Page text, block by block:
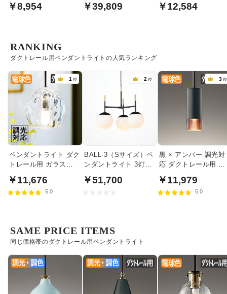
￥8,954 ￥39,809
Bluetooth
￥12,584
ダクトレール用ペンダントライトの人気ランキング
RANKING
1 位
ペンダントライト ダク
トレール用 ガラス
￥11,676
5.0
2 位
BALL-3（Sサイズ）ペ
ンダントライト 3灯｜
￥51,700
3 位
黒 × アンバー 調光対
応 ダクトレール用 ペ
￥11,979
5.0
同じ価格帯のダクトレール用ペンダントライト
SAME PRICE ITEMS